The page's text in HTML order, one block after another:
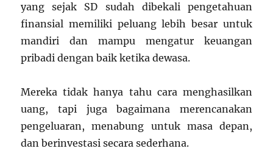
yang sejak SD sudah dibekali pengetahuan
finansial memiliki peluang lebih besar untuk
mandiri dan mampu mengatur keuangan
pribadi dengan baik ketika dewasa.
Mereka tidak hanya tahu cara menghasilkan
uang, tapi juga bagaimana merencanakan
pengeluaran, menabung untuk masa depan,
dan berinvestasi secara sederhana.